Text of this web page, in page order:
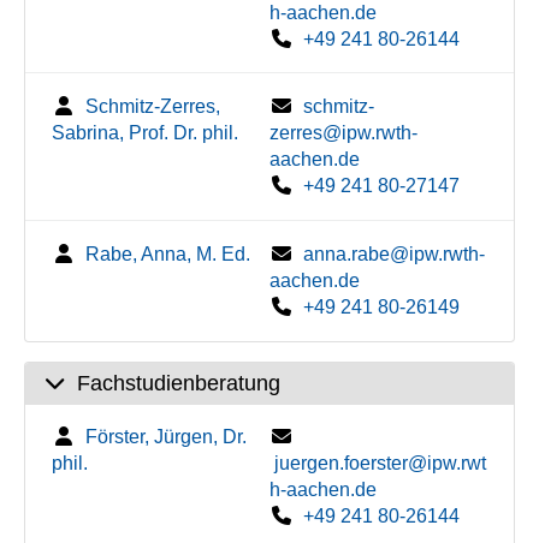
h-aachen.de
+49 241 80-26144
Schmitz-Zerres,
Sabrina, Prof. Dr. phil.
schmitz-
zerres@ipw.rwth-
aachen.de
+49 241 80-27147
Rabe, Anna, M. Ed.
anna.rabe@ipw.rwth-
aachen.de
+49 241 80-26149
Fachstudienberatung
Förster, Jürgen, Dr.
phil.
juergen.foerster@ipw.rwt
h-aachen.de
+49 241 80-26144